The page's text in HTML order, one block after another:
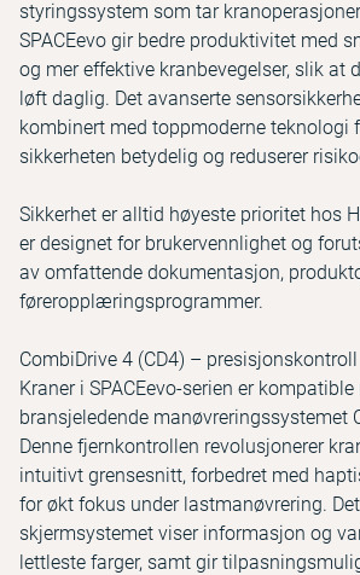
styringssystem som tar
SPACEevo gir bedre produktivitet med
og mer effektive kranbevegelser, slik at
løft daglig. Det avanserte
kombinert med toppmoderne teknologi
sikkerheten betydelig og reduserer
Sikkerhet er alltid høyeste prioritet hos
er designet for brukervennlighet og
av omfattende dokumentasjon,
føreropplæringsprogrammer.
CombiDrive 4 (CD4) – presisjonskontroll
Kraner i SPACEevo-serien er
bransjeledende manøvreringssystemet
Denne fjernkontrollen revolusjonerer
intuitivt grensesnitt, forbedret med
for økt fokus under lastmanøvrering.
skjermsystemet viser informasjon og
lettleste farger, samt gir